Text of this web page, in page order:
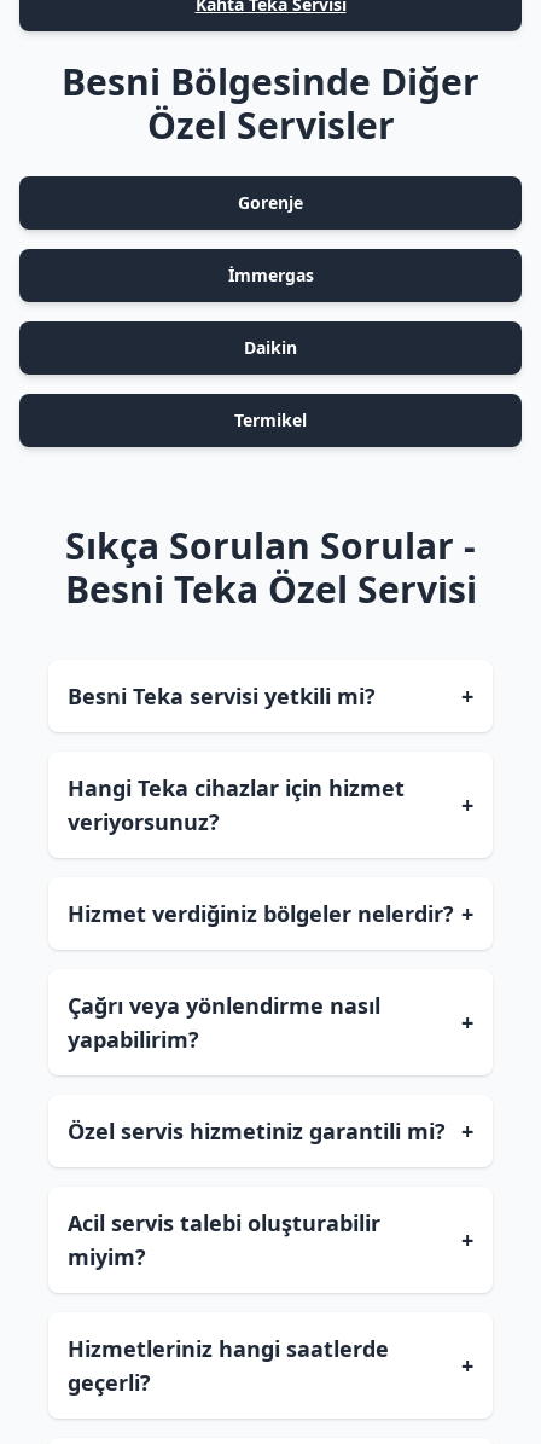
Besni Bölgesinde Diğer
Özel Servisler
Gorenje
İmmergas
Daikin
Termikel
Sıkça Sorulan Sorular -
Besni Teka Özel Servisi
Besni Teka servisi yetkili mi? +
Hangi Teka cihazlar için hizmet
veriyorsunuz?
+
Hizmet verdiğiniz bölgeler nelerdir? +
Çağrı veya yönlendirme nasıl
yapabilirim?
+
Özel servis hizmetiniz garantili mi? +
Acil servis talebi oluşturabilir
miyim?
+
Hizmetleriniz hangi saatlerde
geçerli?
+